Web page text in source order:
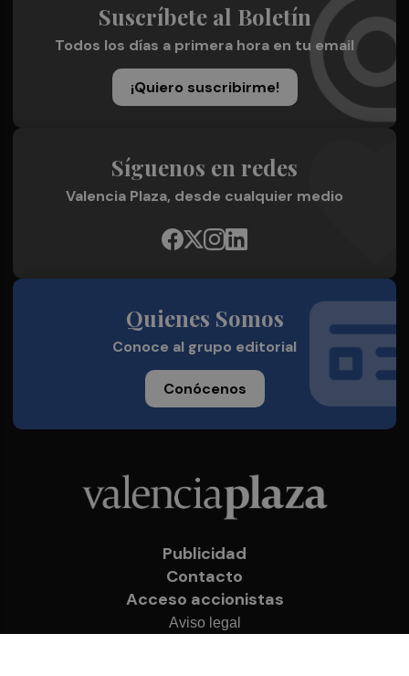
Suscríbete al Boletín
Todos los días a primera hora en tu email
¡Quiero suscribirme!
Síguenos en redes
Valencia Plaza, desde cualquier medio
Quienes Somos
Conoce al grupo editorial
Conócenos
Publicidad
Contacto
Acceso accionistas
Aviso legal